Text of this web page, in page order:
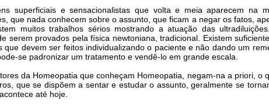
superficiais e sensacionalistas que volta e meia aparecem
que nada conhecem sobre o assunto, que ficam a negar os fatos,
muitos trabalhos sérios mostrando a atuação das
serem provados pela física newtoniana, tradicional. Existem
que devem ser feitos individualizando o paciente e não dando um
se padronizar um tratamento e vendê-lo em grande escala.
da Homeopatia que conheçam Homeopatia, negam-na a priori,
que se dispõem a sentar e estudar o assunto, geralmente se
até hoje.